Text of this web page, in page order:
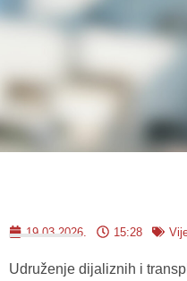
19.03.2026. 15:28
Udruženje dijaliznih i